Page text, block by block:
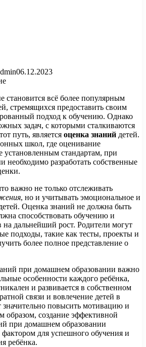
06.12.2023
становится всё более популярным
стремящихся предоставить своим
подход к обучению. Однако
задач, с которыми сталкиваются
путь, является оценка знаний детей.
школ, где оценивание
установленным стандартам, при
необходимо разработать собственные
важно не только отслеживать
, но и учитывать эмоциональное и
Оценка знаний не должна быть
способствовать обучению и
на дальнейший рост. Родители могут
подходы, такие как тесты, проекты и
более полное представление о
при домашнем образовании важно
особенности каждого ребёнка,
и развивается в собственном
связи и вовлечение детей в
значительно повысить мотивацию и
образом, создание эффективной
при домашнем образовании
для успешного обучения и
ребёнка.